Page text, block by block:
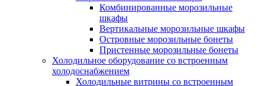
Комбинированные морозильные
шкафы
Вертикальные морозильные шкафы
Островные морозильные бонеты
Пристенные морозильные бонеты
Холодильное оборудование со встроенным
холодоснабжением
Холодильные витрины со встроенным